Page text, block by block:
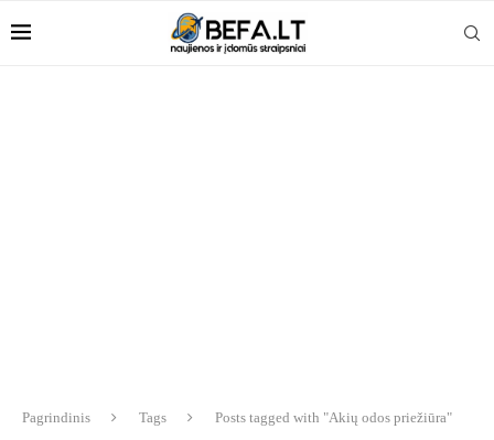
Pagrindinis Tags Posts tagged with "Akių odos priežiūra"